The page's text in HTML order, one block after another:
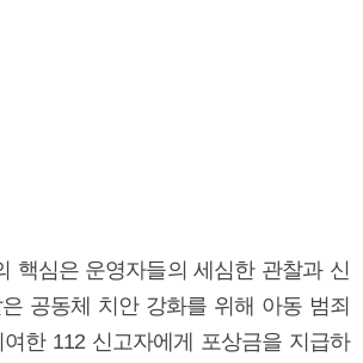
핵심은 운영자들의 세심한 관찰과 신
공동체 치안 강화를 위해 아동 범죄
한 112 신고자에게 포상금을 지급하